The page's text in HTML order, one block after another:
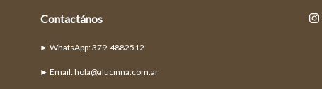
Contactános
► Email:hola@alucinna.com.ar